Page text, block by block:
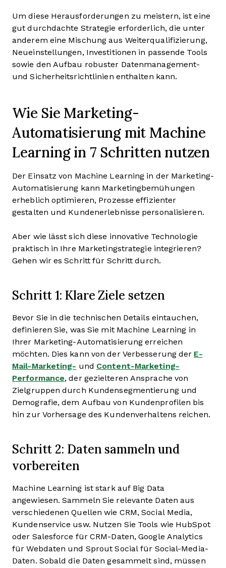
Um diese Herausforderungen zu meistern, ist eine
gut durchdachte Strategie erforderlich, die unter
anderem eine Mischung aus Weiterqualifizierung,
Neueinstellungen, Investitionen in passende Tools
sowie den Aufbau robuster Datenmanagement-
und Sicherheitsrichtlinien enthalten kann.
Wie Sie Marketing-
Automatisierung mit Machine
Learning in 7 Schritten nutzen
Der Einsatz von Machine Learning in der Marketing-
Automatisierung kann Marketingbemühungen
erheblich optimieren, Prozesse effizienter
gestalten und Kundenerlebnisse personalisieren.
Aber wie lässt sich diese innovative Technologie
praktisch in Ihre Marketingstrategie integrieren?
Gehen wir es Schritt für Schritt durch.
Schritt 1: Klare Ziele setzen
Bevor Sie in die technischen Details eintauchen,
definieren Sie, was Sie mit Machine Learning in
Ihrer Marketing-Automatisierung erreichen
möchten. Dies kann von der Verbesserung der E-
Mail-Marketing- und Content-Marketing-
Performance, der gezielteren Ansprache von
Zielgruppen durch Kundensegmentierung und
Demografie, dem Aufbau von Kundenprofilen bis
hin zur Vorhersage des Kundenverhaltens reichen.
Schritt 2: Daten sammeln und
vorbereiten
Machine Learning ist stark auf Big Data
angewiesen. Sammeln Sie relevante Daten aus
verschiedenen Quellen wie CRM, Social Media,
Kundenservice usw. Nutzen Sie Tools wie HubSpot
oder Salesforce für CRM-Daten, Google Analytics
für Webdaten und Sprout Social für Social-Media-
Daten. Sobald die Daten gesammelt sind, müssen